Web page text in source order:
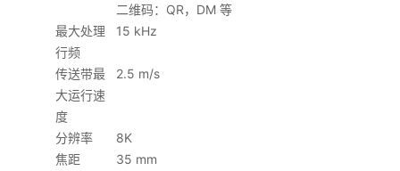
二维码：QR，DM 等
最大处理
行频
15 kHz
传送带最
大运行速
度
2.5 m/s
分辨率
8K
焦距
35 mm